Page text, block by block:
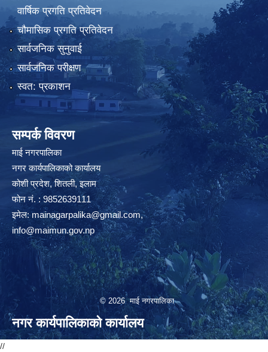
वार्षिक प्रगति प्रतिवेदन
चौमासिक प्रगति प्रतिवेदन
सार्वजनिक सुनुवाई
सार्वजनिक परीक्षण
स्वत: प्रकाशन
सम्पर्क विवरण
माई नगरपालिका
नगर कार्यपालिकाको कार्यालय
कोशी प्रदेश, शितली, इलाम
फोन नं. : 9852639111
इमेल:mainagarpalika@gmail.com,
info@maimun.gov.np
© 2026 माई नगरपालिका
नगर कार्यपालिकाको कार्यालय
//